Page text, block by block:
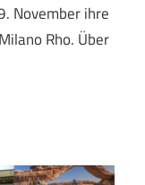
November ihre
Rho. Über